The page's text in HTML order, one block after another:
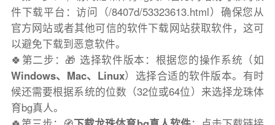
件下载平台：访问（/8407d/53323613.html）确保您从
官方网站或者其他可信的软件下载网站获取软件，这可
以避免下载到恶意软件。
🍀第二步：🎁 选择软件版本：根据您的操作系统（如
Windows、Mac、Linux）选择合适的软件版本。有时
候还需要根据系统的位数（32位或64位）来选择龙珠体
育bg真人。